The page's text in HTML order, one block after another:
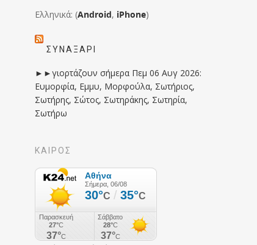
Ελληνικά: (Android, iPhone)
ΣΥΝΑΞΆΡΙ
►►γιορτάζουν σήμερα Πεμ 06 Αυγ 2026:
Ευμορφία, Εμμυ, Μορφούλα, Σωτήριος,
Σωτήρης, Σώτος, Σωτηράκης, Σωτηρία,
Σωτήρω
ΚΑΙΡΟΣ